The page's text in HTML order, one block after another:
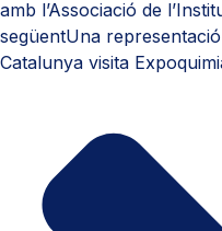
amb l’Associació de
següentUna
Catalunya visita